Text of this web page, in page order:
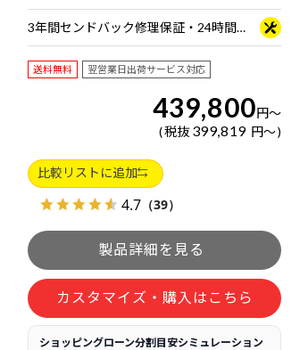
3年間センドバック修理保証・24時間×365日電話サポート
送料無料 翌営業日出荷サービス対応
439,800円～
税抜 399,819 円～
比較リストに追加
4.7 （39）
カスタマイズ・購入はこちら
ショッピングローン分割目安シミュレーション